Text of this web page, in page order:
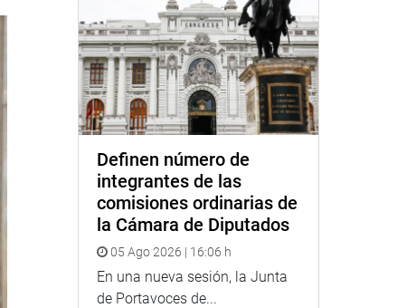
Definen número de
integrantes de las
comisiones ordinarias de
la Cámara de Diputados
05 Ago 2026 | 16:06 h
En una nueva sesión, la Junta
de Portavoces de...